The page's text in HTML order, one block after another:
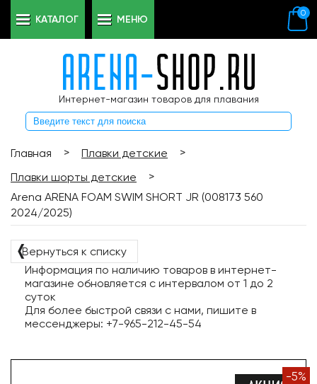
Интернет-магазин товаров для плавания
0
КАТАЛОГ МЕНЮ
Главная > Плавки детские
>
Плавки шорты детские
>
Arena ARENA FOAM SWIM SHORT JR (008173 560
2024/2025)
❬Вернуться к списку
Информация по наличию товаров в интернет-
магазине обновляется с интервалом от 1 до 2
суток
Для более быстрой связи с нами, пишите в
мессенджеры: +7-965-212-45-54
-5%